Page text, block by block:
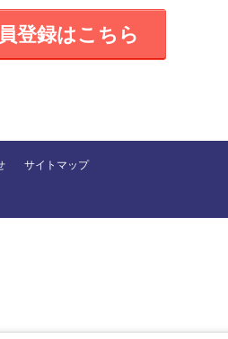
登録はこちら
サイトマップ